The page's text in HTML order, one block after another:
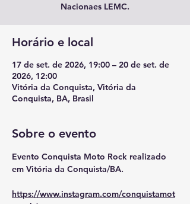
Nacionaes LEMC.
Horário e local
17 de set. de 2026, 19:00 – 20 de set. de
2026, 12:00
Vitória da Conquista, Vitória da
Conquista, BA, Brasil
Sobre o evento
Evento Conquista Moto Rock realizado
em Vitória da Conquista/BA.
https://www.instagram.com/conquistamot